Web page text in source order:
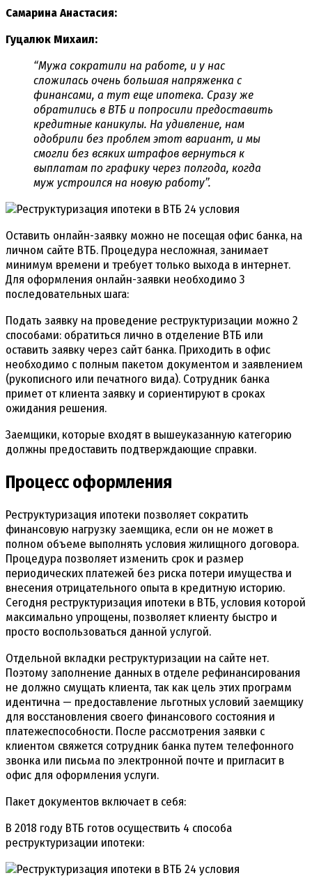
Самарина Анастасия:
Гуцалюк Михаил:
“Мужа сократили на работе, и у нас
сложилась очень большая напряженка с
финансами, а тут еще ипотека. Сразу же
обратились в ВТБ и попросили предоставить
кредитные каникулы. На удивление, нам
одобрили без проблем этот вариант, и мы
смогли без всяких штрафов вернуться к
выплатам по графику через полгода, когда
муж устроился на новую работу”.
Оставить онлайн-заявку можно не посещая офис банка, на
личном сайте ВТБ. Процедура несложная, занимает
минимум времени и требует только выхода в интернет.
Для оформления онлайн-заявки необходимо 3
последовательных шага:
Подать заявку на проведение реструктуризации можно 2
способами: обратиться лично в отделение ВТБ или
оставить заявку через сайт банка. Приходить в офис
необходимо с полным пакетом документом и заявлением
(рукописного или печатного вида). Сотрудник банка
примет от клиента заявку и сориентируют в сроках
ожидания решения.
Заемщики, которые входят в вышеуказанную категорию
должны предоставить подтверждающие справки.
Процесс оформления
Реструктуризация ипотеки позволяет сократить
финансовую нагрузку заемщика, если он не может в
полном объеме выполнять условия жилищного договора.
Процедура позволяет изменить срок и размер
периодических платежей без риска потери имущества и
внесения отрицательного опыта в кредитную историю.
Сегодня реструктуризация ипотеки в ВТБ, условия которой
максимально упрощены, позволяет клиенту быстро и
просто воспользоваться данной услугой.
Отдельной вкладки реструктуризации на сайте нет.
Поэтому заполнение данных в отделе рефинансирования
не должно смущать клиента, так как цель этих программ
идентична — предоставление льготных условий заемщику
для восстановления своего финансового состояния и
платежеспособности. После рассмотрения заявки с
клиентом свяжется сотрудник банка путем телефонного
звонка или письма по электронной почте и пригласит в
офис для оформления услуги.
Пакет документов включает в себя:
В 2018 году ВТБ готов осуществить 4 способа
реструктуризации ипотеки: